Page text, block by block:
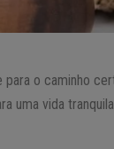
para o caminho
uma vida